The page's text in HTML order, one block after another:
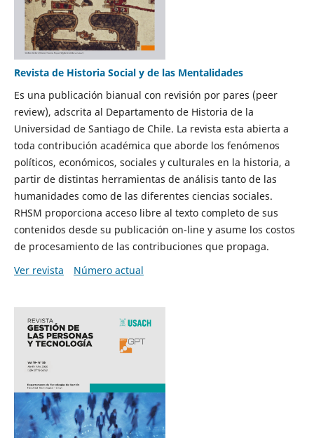
Revista de Historia Social y de las Mentalidades
Es una publicación bianual con revisión por pares (peer
review), adscrita al Departamento de Historia de la
Universidad de Santiago de Chile. La revista esta abierta a
toda contribución académica que aborde los fenómenos
políticos, económicos, sociales y culturales en la historia, a
partir de distintas herramientas de análisis tanto de las
humanidades como de las diferentes ciencias sociales.
RHSM proporciona acceso libre al texto completo de sus
contenidos desde su publicación on-line y asume los costos
de procesamiento de las contribuciones que propaga.
Ver revista
Número actual